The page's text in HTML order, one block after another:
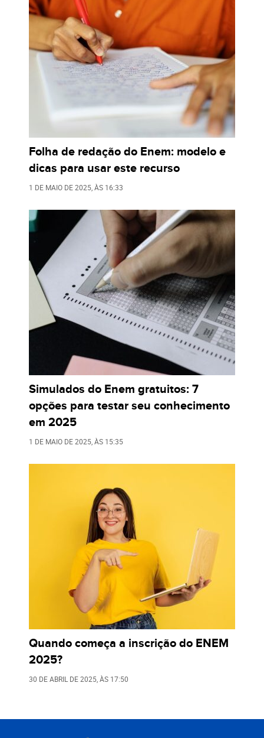
Folha de redação do Enem: modelo e
dicas para usar este recurso
1 DE MAIO DE 2025 , ÀS 16:33
Simulados do Enem gratuitos: 7
opções para testar seu conhecimento
em 2025
1 DE MAIO DE 2025 , ÀS 15:35
Quando começa a inscrição do ENEM
2025?
30 DE ABRIL DE 2025 , ÀS 17:50